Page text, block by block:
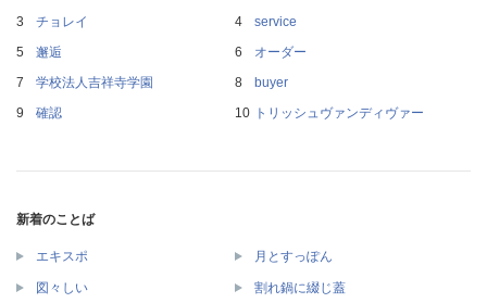
チョレイ
service
邂逅
オーダー
学校法人吉祥寺学園
buyer
確認
トリッシュヴァンディヴァー
新着のことば
エキスポ 月とすっぽん
図々しい 割れ鍋に綴じ蓋